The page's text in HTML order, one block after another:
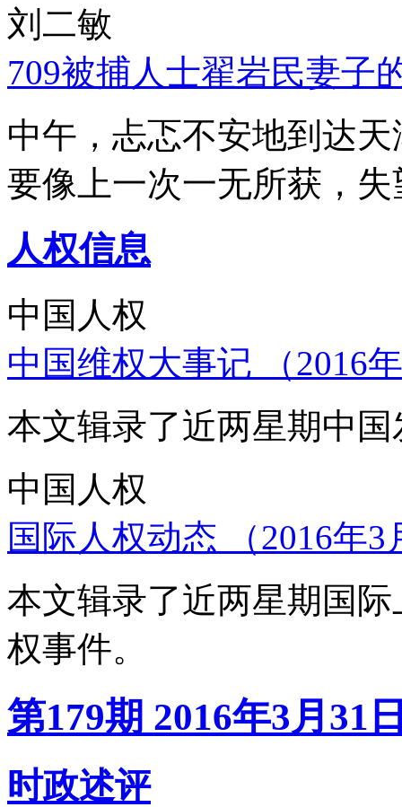
刘二敏
709被捕人士翟岩民妻子
中午，忐忑不安地到达
要像上一次一无所获，
人权信息
中国人权
中国维权大事记 （2016
本文辑录了近两星期中
中国人权
国际人权动态 （2016年
本文辑录了近两星期国
权事件。
第179期 2016年3月31
时政述评